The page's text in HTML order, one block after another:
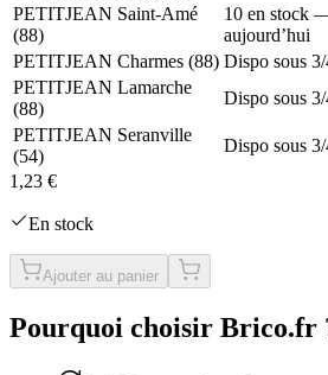
PETITJEAN Saint-Amé
(88)
10 en stock
aujourd’hui
PETITJEAN Charmes (88) Dispo sous
PETITJEAN Lamarche
(88)
Dispo sous
PETITJEAN Seranville
(54)
Dispo sous
1,23 €
En stock
Ajouter au panier
Pourquoi choisir Brico.fr